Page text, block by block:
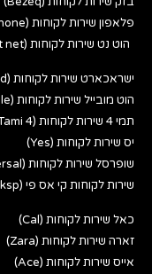
פלאפון שירות לקוחות (Pelephone)
הוט נט שירות לקוחות (Hot net)
ישראכארט שירות לקוחות (Isracard)
הוט מובייל שירות לקוחות (Hot mobile)
תמי 4 שירות לקוחות (Tami 4)
יס שירות לקוחות (Yes)
שופרסל שירות לקוחות (Shufersal)
שירות לקוחות קי אס פי (ksp)
כאל שירות לקוחות (Cal)
זארה שירות לקוחות (Zara)
אייס שירות לקוחות (Ace)